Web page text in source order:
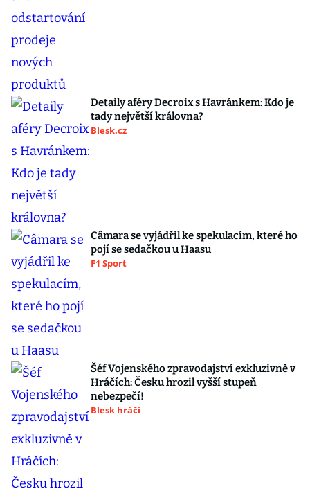
Detaily aféry Decroix s Havránkem: Kdo je
tady největší královna?
Blesk.cz
Câmara se vyjádřil ke spekulacím, které ho
pojí se sedačkou u Haasu
F1 Sport
Šéf Vojenského zpravodajství exkluzivně v
Hráčích: Česku hrozil vyšší stupeň
nebezpečí!
Blesk hráči